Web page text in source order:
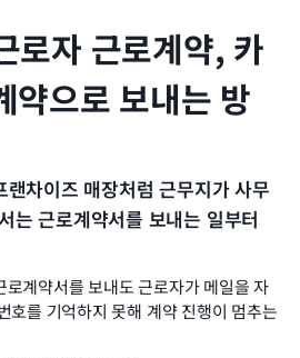
로자 근로계약, 카
약으로 보내는 방
차이즈 매장처럼 근무지가 사무
는 근로계약서를 보내는 일부터
계약서를 보내도 근로자가 메일을 자
호를 기억하지 못해 계약 진행이 멈추는